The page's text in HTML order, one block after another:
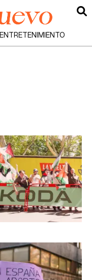
ENTRETENIMIENTO